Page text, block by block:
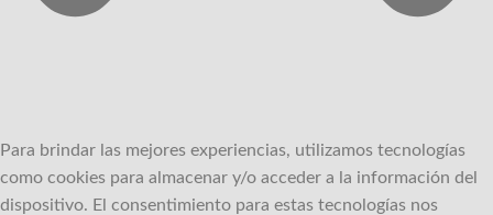
Para brindar las mejores experiencias, utilizamos tecnologías
como cookies para almacenar y/o acceder a la información del
dispositivo. El consentimiento para estas tecnologías nos